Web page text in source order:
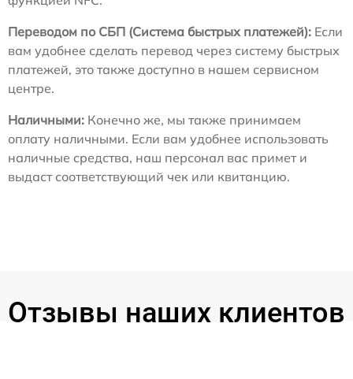
Переводом по СБП (Система быстрых платежей): Если
вам удобнее сделать перевод через систему быстрых
платежей, это также доступно в нашем сервисном
центре.
Наличными: Конечно же, мы также принимаем
оплату наличными. Если вам удобнее использовать
наличные средства, наш персонал вас примет и
выдаст соответствующий чек или квитанцию.
Отзывы наших клиентов